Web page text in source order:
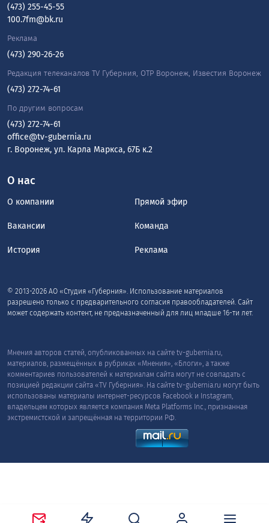
О нас
О компании Прямой эфир
Вакансии Команда
История Реклама
© 2013-2026 АО «Студия «Губерния». Использование материалов
разрешено только с предварительного согласия правообладателей. Сайт
может содержать контент, не предназначенный для лиц младше 16-ти лет.
(473) 255-45-55
100.7fm@bk.ru
Реклама
(473) 290-26-26
Редакция телеканалов TV Губерния, ОТР Воронеж, Известия Воронеж
(473) 272-74-61
По другим вопросам
(473) 272-74-61
office@tv-gubernia.ru
г. Воронеж, ул. Карла Маркса, 67Б к.2
Мнения авторов статей, опубликованных на сайте tv-gubernia.ru,
материалов, размещённых в рубриках «Мнения», «Блоги», а также
комментариев пользователей к материалам сайта могут не совпадать с
позицией редакции сайта «TV Губерния». На сайте tv-gubernia.ru могут быть
использованы материалы интернет-ресурсов Facebook и Instagram,
владельцем которых является компания Meta Platforms Inc., признанная
экстремистской и запрещённая на территории РФ.